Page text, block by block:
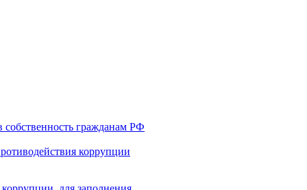
собственность гражданам РФ
коррупции